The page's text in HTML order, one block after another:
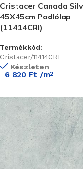
Cristacer Canada
45X45cm Padlólap
(11414CRI)
Termékkód:
Cristacer/11414CRI
Készleten
6 820 Ft /m2